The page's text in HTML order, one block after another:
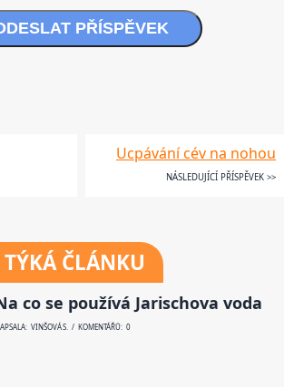
PŘÍSPĚVEK
Ucpávání cév na nohou
NÁSLEDUJÍCÍ PŘÍSPĚVEK >>
ČLÁNKU
co se používá Jarischova voda
VINŠOVÁ S. / KOMENTÁŘŮ: 0